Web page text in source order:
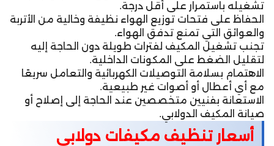
تشغيله باستمرار على أقل درجة.
الحفاظ على فتحات توزيع الهواء نظيفة وخالية من الأتربة
والعوائق التي تمنع تدفق الهواء.
تجنب تشغيل المكيف لفترات طويلة دون الحاجة إليه
لتقليل الضغط على المكونات الداخلية.
الاهتمام بسلامة التوصيلات الكهربائية والتعامل سريعًا
مع أي أعطال أو أصوات غير طبيعية.
الاستعانة بفنيين متخصصين عند الحاجة إلى إصلاح أو
صيانة المكيف الدولابي.
أسعار تنظيف مكيفات دولابي